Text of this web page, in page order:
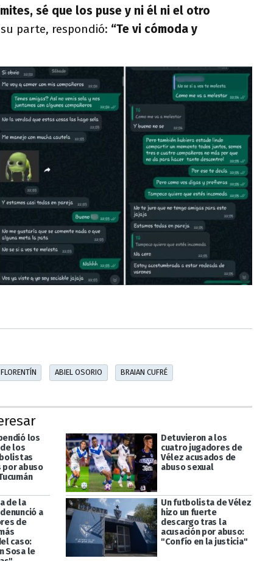
sé que los puse y ni él ni el otro
parte, respondió: “Te vi cómoda y
ABIEL OSORIO BRAIAN CUFRÉ
los
los
abuso
Detuvieron a los
cuatro jugadores de
Vélez acusados de
abuso sexual
de la
a
de
caso:
Sosa le
Un futbolista de Vélez
hizo un fuerte
descargo tras la
acusación por abuso:
"Confío en la justicia"